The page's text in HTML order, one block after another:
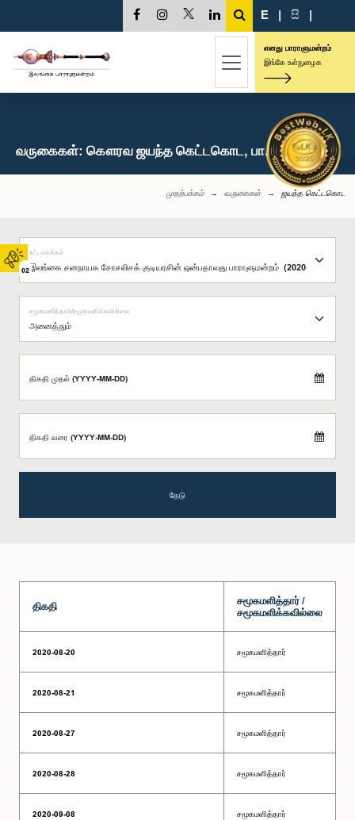
02
E | සි |
எனது பாராளுமன்றம்
இங்கே உள்நுழைக
வருகைகள்: கௌரவ ஜயந்த கெட்டகொட, பா.உ.
முதற்பக்கம் வருகைகள் ஜயந்த கெட்டகொட
சட்டவாக்கம்
சமூகமளித்தார்/சமூகமளிக்கவில்லை
திகதி முதல் (YYYY-MM-DD)
திகதி வரை (YYYY-MM-DD)
தேடு
திகதி
சமூகமளித்தார் /
சமூகமளிக்கவில்லை
2020-08-20 சமூகமளித்தார்
2020-08-21 சமூகமளித்தார்
2020-08-27 சமூகமளித்தார்
2020-08-28 சமூகமளித்தார்
2020-09-08 சமூகமளித்தார்